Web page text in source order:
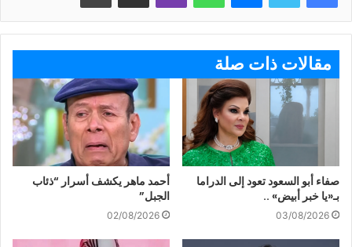
مقالات ذات صلة
صفاء أبو السعود تعود إلى الدراما
بـ«يا خبر أبيض» ..
03/08/2026
أحمد ماهر يكشف أسرار “ذئاب
الجبل”
02/08/2026